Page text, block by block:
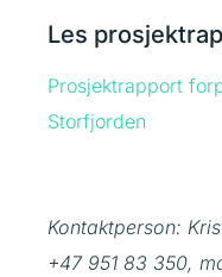
Les
Prosjektrapport
Storfjorden
Kontaktperson:
+47 951 83 350,